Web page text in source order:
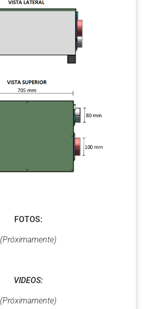
FOTOS:
(Próximamente)
VIDEOS:
(Próximamente)